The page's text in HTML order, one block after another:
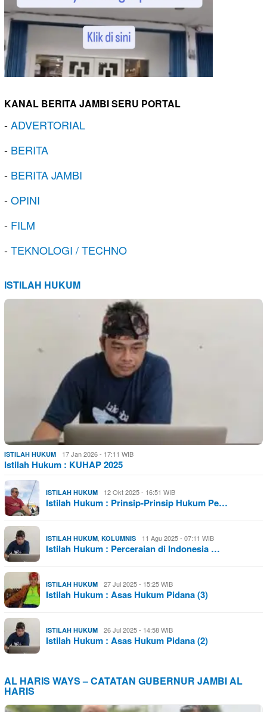
KANAL BERITA JAMBI SERU PORTAL
-ADVERTORIAL
- BERITA
- BERITA JAMBI
-OPINI
- FILM
-TEKNOLOGI / TECHNO
ISTILAH HUKUM
ISTILAH HUKUM 17 Jan 2026 - 17:11 WIB
Istilah Hukum : KUHAP 2025
ISTILAH HUKUM 12 Okt 2025 - 16:51 WIB
Istilah Hukum : Prinsip-Prinsip Hukum Pe…
ISTILAH HUKUM, KOLUMNIS 11 Agu 2025 - 07:11 WIB
Istilah Hukum : Perceraian di Indonesia …
ISTILAH HUKUM 27 Jul 2025 - 15:25 WIB
Istilah Hukum : Asas Hukum Pidana (3)
ISTILAH HUKUM 26 Jul 2025 - 14:58 WIB
Istilah Hukum : Asas Hukum Pidana (2)
AL HARIS WAYS – CATATAN GUBERNUR JAMBI AL
HARIS